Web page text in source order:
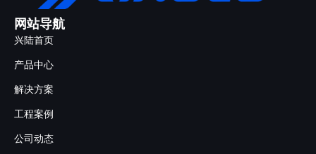
网站导航
兴陆首页
产品中心
解决方案
工程案例
公司动态